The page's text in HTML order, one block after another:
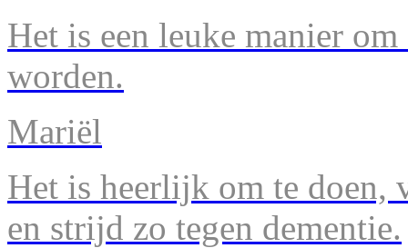
Het is een leuke manier
worden.
Mariël
Het is heerlijk om te doen,
en strijd zo tegen dementie.